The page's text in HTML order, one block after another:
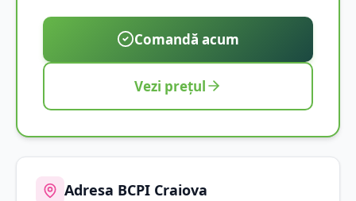
Comandă acum
Vezi prețul
Adresa BCPI Craiova